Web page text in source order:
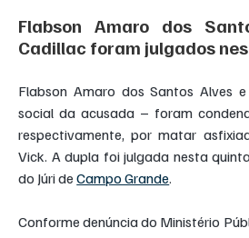
Flabson Amaro dos
Cadillac foram julgados
Flabson Amaro dos Santos Alves
social da acusada – foram
respectivamente, por matar
Vick. A dupla foi julgada nesta
do Júri de Campo Grande.
Conforme denúncia do Ministério